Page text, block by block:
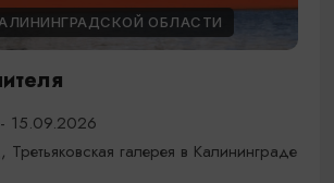
ОБЛАСТИ
15.09.2026
Третьяковская галерея в Калининграде